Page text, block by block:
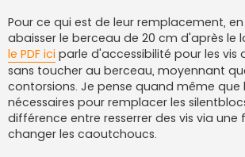
Pour ce qui est de leur remplacement,
abaisser le berceau de 20 cm d'après le
le PDF ici parle d'accessibilité pour les vis
sans toucher au berceau, moyennant
contorsions. Je pense quand même que
nécessaires pour remplacer les
différence entre resserrer des vis via une
changer les caoutchoucs.